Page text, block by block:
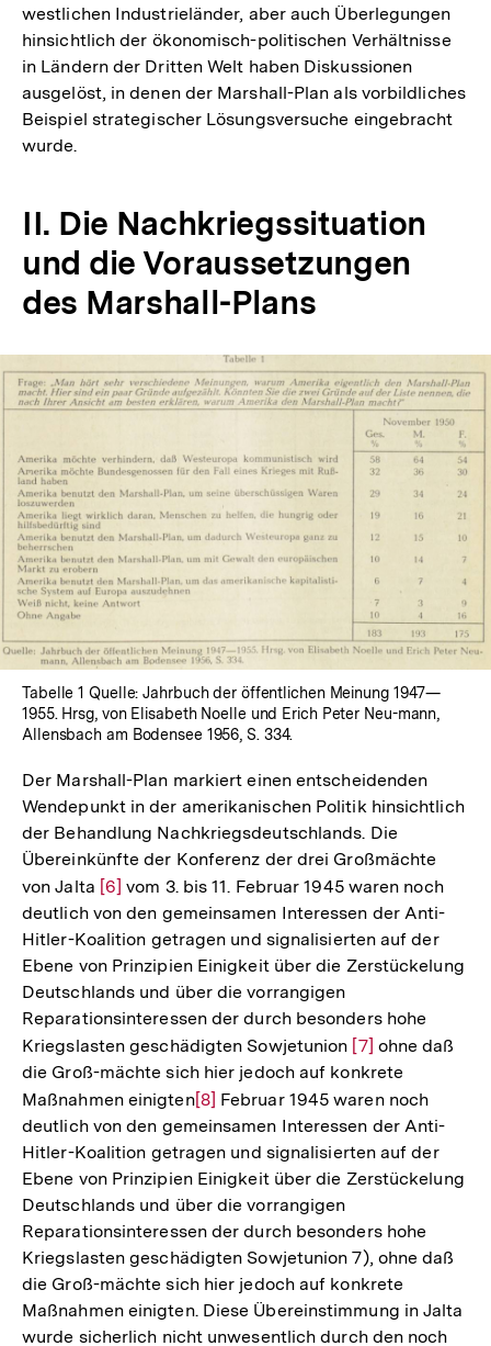
westlichen Industrieländer, aber auch Überlegungen
hinsichtlich der ökonomisch-politischen Verhältnisse
in Ländern der Dritten Welt haben Diskussionen
ausgelöst, in denen der Marshall-Plan als vorbildliches
Beispiel strategischer Lösungsversuche eingebracht
wurde.
II. Die Nachkriegssituation
und die Voraussetzungen
des Marshall-Plans
In
Lightbox
öffnen
Tabelle 1 Quelle: Jahrbuch der öffentlichen Meinung 1947—
1955. Hrsg, von Elisabeth Noelle und Erich Peter Neu-mann,
Allensbach am Bodensee 1956, S. 334.
Der Marshall-Plan markiert einen entscheidenden
Wendepunkt in der amerikanischen Politik hinsichtlich
der Behandlung Nachkriegsdeutschlands. Die
Übereinkünfte der Konferenz der drei Großmächte
von Jalta Zur
Auflösung
der
Fußnote
[6] vom 3. bis 11. Februar 1945 waren noch
deutlich von den gemeinsamen Interessen der Anti-
Hitler-Koalition getragen und signalisierten auf der
Ebene von Prinzipien Einigkeit über die Zerstückelung
Deutschlands und über die vorrangigen
Reparationsinteressen der durch besonders hohe
Kriegslasten geschädigten Sowjetunion Zur
Auflösung
der
Fußnote
[7] ohne daß
die Groß-mächte sich hier jedoch auf konkrete
Maßnahmen einigtenZur
Auflösung
der
Fußnote
[8] Februar 1945 waren noch
deutlich von den gemeinsamen Interessen der Anti-
Hitler-Koalition getragen und signalisierten auf der
Ebene von Prinzipien Einigkeit über die Zerstückelung
Deutschlands und über die vorrangigen
Reparationsinteressen der durch besonders hohe
Kriegslasten geschädigten Sowjetunion 7), ohne daß
die Groß-mächte sich hier jedoch auf konkrete
Maßnahmen einigten. Diese Übereinstimmung in Jalta
wurde sicherlich nicht unwesentlich durch den noch